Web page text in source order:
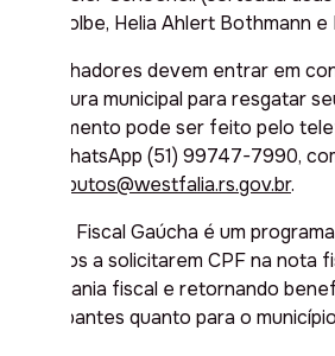
Silva Tolbe, Helia Ahlert Bothmann
Os ganhadores devem entrar em
prefeitura municipal para resgatar
atendimento pode ser feito pelo
pelo WhatsApp (51) 99747-7990,
tributos@westfalia.rs.gov.br.
A Nota Fiscal Gaúcha é um
cidadãos a solicitarem CPF na nota
a cidadania fiscal e retornando
participantes quanto para o